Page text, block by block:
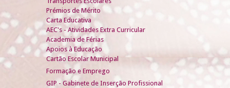
Prémios de Mérito
Carta Educativa
AEC's - Atividades Extra Curricular
Academia de Férias
Apoios à Educação
Cartão Escolar Municipal
Formação e Emprego
GIP - Gabinete de Inserção Profissional